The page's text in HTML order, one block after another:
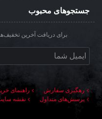
جستجوهای محبوب
برای دریافت آخرین
رهگیری سفارش راهنمای
پرسش‌های متداول
نقشه